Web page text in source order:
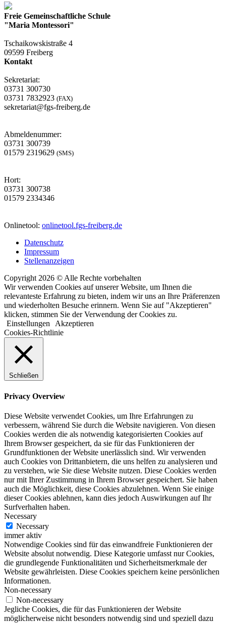
Freie Gemeinschaftliche Schule
"Maria Montessori"
Tschaikowskistraße 4
09599 Freiberg
Kontakt
Sekretariat:
03731 300730
03731 7832923 (FAX)
sekretariat@fgs-freiberg.de
Abmeldenummer:
03731 300739
01579 2319629 (SMS)
Hort:
03731 300738
01579 2334346
Onlinetool: onlinetool.fgs-freiberg.de
Datenschutz
Impressum
Stellenanzeigen
Copyright 2026 © Alle Rechte vorbehalten
Wir verwenden Cookies auf unserer Website, um Ihnen die
relevanteste Erfahrung zu bieten, indem wir uns an Ihre Präferenzen
und wiederholten Besuche erinnern. Wenn Sie auf "Akzeptieren"
klicken, stimmen Sie der Verwendung der Cookies zu.
Einstellungen Akzeptieren
Cookies-Richtlinie
Schließen
Privacy Overview
Diese Website verwendet Cookies, um Ihre Erfahrungen zu
verbessern, während Sie durch die Website navigieren. Von diesen
Cookies werden die als notwendig kategorisierten Cookies auf
Ihrem Browser gespeichert, da sie für das Funktionieren der
Grundfunktionen der Website unerlässlich sind. Wir verwenden
auch Cookies von Drittanbietern, die uns helfen zu analysieren und
zu verstehen, wie Sie diese Website nutzen. Diese Cookies werden
nur mit Ihrer Zustimmung in Ihrem Browser gespeichert. Sie haben
auch die Möglichkeit, diese Cookies abzulehnen. Wenn Sie einige
dieser Cookies ablehnen, kann dies jedoch Auswirkungen auf Ihr
Surfverhalten haben.
Necessary
Necessary
immer aktiv
Notwendige Cookies sind für das einwandfreie Funktionieren der
Website absolut notwendig. Diese Kategorie umfasst nur Cookies,
die grundlegende Funktionalitäten und Sicherheitsmerkmale der
Website gewährleisten. Diese Cookies speichern keine persönlichen
Informationen.
Non-necessary
Non-necessary
Jegliche Cookies, die für das Funktionieren der Website
möglicherweise nicht besonders notwendig sind und speziell dazu